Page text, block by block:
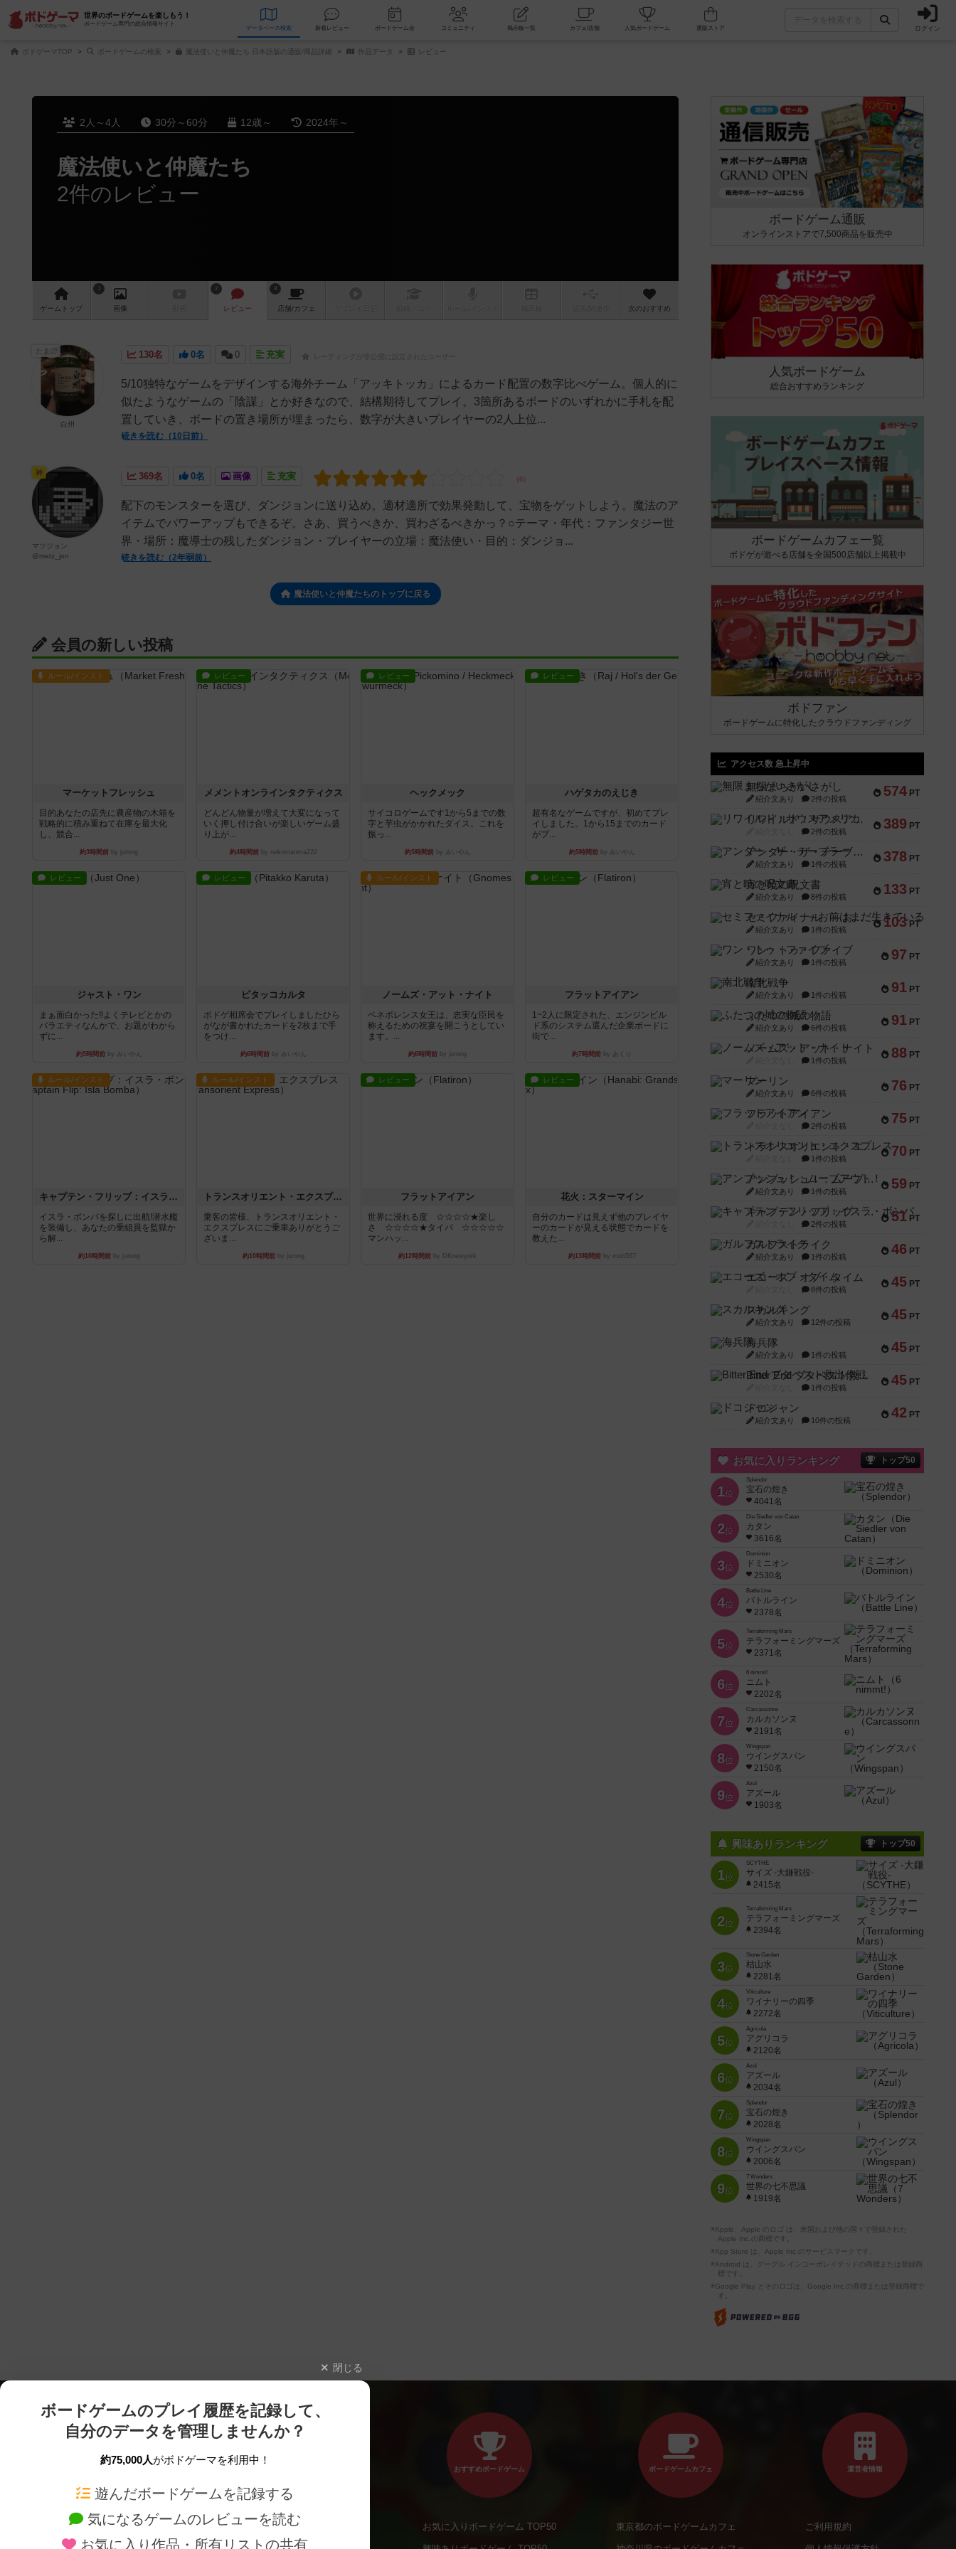
世界のボードゲームを楽しもう！
ボードゲーム専門の総合情報サイト
データベース 検索 新着レビュー ボードゲーム会 コミュニティ 掲示板一覧 カフェ/店舗 人気ボードゲーム ログイン
ボドゲーマTOP ボードゲームの検索 魔法使いと仲魔たち 日本語版の通販/商品詳細 作品データ レビュー
2人～4人 30分～60分 12歳～ 2024年～
魔法使いと仲魔たち
2件のレビュー
ゲーム トップ
1
画像
2
レビュー
8
店舗/カフェ 次のおすすめ
130名 0名 0 充実 レーティングが非公開に設定されたユーザー
5/10独特なゲームをデザインする海外チーム「アッキトッカ」によるカード配置の数字比べゲーム。個人的に
似たようなゲームの「陰謀」とか好きなので、結構期待してプレイ。3箇所あるボードのいずれかに手札を配
置していき、ボードの置き場所が埋まったら、数字が大きいプレイヤーの2人上位...
続きを読む（10日前）
白州
369名 0名 画像 充実
配下のモンスターを選び、ダンジョンに送り込め。適材適所で効果発動して、宝物をゲットしよう。魔法のア
イテムでパワーアップもできるぞ。さあ、買うべきか、買わざるべきかっ？○テーマ・年代：ファンタジー世
界・場所：魔導士の残したダンジョン・プレイヤーの立場：魔法使い・目的：ダンジョ...
続きを読む（2年弱前）
神
マツジョン
@matz_jon
魔法使いと仲魔たちのトップに戻る
会員の新しい投稿
ルール/インスト
マーケットフレッシュ
目的あなたの店先に農産物の木箱を
戦略的に積み重ねて在庫を最大化
し、競合...
約3時間前 by jurong
レビュー
メメントオンラインタクティクス
どんどん物量が増えて大変になって
いく押し付け合いが楽しいゲーム盛
り上が...
約4時間前by nekomanma222
レビュー
ヘックメック
サイコロゲームです1から5までの数
字と芋虫がかかれたダイス。これを
振っ...
約5時間前by みいやん
レビュー
ハゲタカのえじき
超有名なゲームですが、初めてプレ
イしました。1から15までのカード
がプ...
約5時間前by みいやん
レビュー
ジャスト・ワン
まぁ面白かった‼️よくテレビとかの
バラエティなんかで、お題がわから
ずに...
約5時間前by みいやん
レビュー
ピタッコカルタ
ボドゲ相席会でプレイしましたひら
がなが書かれたカードを2枚まで手
をつけ...
約6時間前by みいやん
ルール/インスト
ノームズ・アット・ナイト
ベネボレンス女王は、忠実な臣民を
称えるための祝宴を開こうとしてい
ます。...
約6時間前 by jurong
レビュー
フラットアイアン
1~2人に限定された、エンジンビル
ド系のシステム選んだ企業ボードに
街で...
約7時間前 by あくり
ルール/インスト
キャプテン・フリップ：イスラ・ボンバ
イスラ・ボンバを探しに出航!潜水艦
を装備し、あなたの乗組員を監獄か
ら解...
約10時間前by jurong
ルール/インスト
トランスオリエント・エクスプレス
乗客の皆様、トランスオリエント・
エクスプレスにご乗車ありがとうご
ざいま...
約10時間前by jurong
レビュー
フラットアイアン
世界に浸れる度 ☆☆☆☆★楽し
さ ☆☆☆☆★タイパ ☆☆☆☆☆
マンハッ...
約12時間前 by DKnewyork
レビュー
花火：スターマイン
自分のカードは見えず他のプレイヤ
ーのカードが見える状態でカードを
教えた...
約13時間前by mob567
ボードゲーム通販
オンラインストアで7,500商品を販売中
人気ボードゲーム
総合おすすめランキング
ボードゲームカフェ一覧
ボドゲが遊べる店舗を全国500店舗以上掲載中
ボドファン
ボードゲームに特化したクラウドファンディング
アクセス数 急上昇中
574 PT
無限まちがいさがし
紹介文あり 2件の投稿
389 PT
リワイルド：サウスアメリカ
2件の投稿
378 PT
アンダー・ザ・テーブラー
紹介文あり 1件の投稿
133 PT
宵と暁の呪文書
紹介文あり 8件の投稿
103 PT
セミファイナル ～お前はまだ生きている～
紹介文あり 1件の投稿
97 PT
ワン・トゥ・ファイブ
紹介文あり 1件の投稿
91 PT
南北戦争
紹介文あり 1件の投稿
91 PT
ふたつの城の物語
紹介文あり 6件の投稿
88 PT
ノームズ・アット・ナイト
1件の投稿
76 PT
マーリン
紹介文あり 6件の投稿
75 PT
フラットアイアン
2件の投稿
70 PT
トランスオリエント・エクスプレス
1件の投稿
59 PT
アンブッシュ！：ムーブアウト！
紹介文あり 1件の投稿
51 PT
キャプテン・フリップ：イスラ・ボンバ
2件の投稿
46 PT
ガルフストライク
紹介文あり 1件の投稿
45 PT
エコーズ・オブ・タイム
8件の投稿
45 PT
スカルキング
紹介文あり 12件の投稿
45 PT
海兵隊
紹介文あり 1件の投稿
45 PT
Bitter End ブタペスト救出作戦
1件の投稿
42 PT
ドコジャン
紹介文あり 10件の投稿
お気に入りランキング トップ50
1位
Splendor
宝石の煌き
4041名
2位
Die Siedler von Catan
カタン
3616名
3位
Dominion
ドミニオン
2530名
4位
Battle Line
バトルライン
2378名
5位
Terraforming Mars
テラフォーミングマーズ
2371名
6位
6 nimmt!
ニムト
2202名
7位
Carcassonne
カルカソンヌ
2191名
8位
Wingspan
ウイングスパン
2150名
9位
Azul
アズール
1903名
興味ありランキング トップ50
1位
SCYTHE
サイズ -大鎌戦役-
2415名
2位
Terraforming Mars
テラフォーミングマーズ
2394名
3位
Stone Garden
枯山水
2281名
4位
Viticulture
ワイナリーの四季
2272名
5位
Agricola
アグリコラ
2120名
6位
Azul
アズール
2034名
7位
Splendor
宝石の煌き
2028名
8位
Wingspan
ウイングスパン
2006名
9位
7 Wonders
世界の七不思議
1919名
※Apple、Apple のロゴ は、米国および他の国々で登録された
Apple Inc.の商標です。
※App Store は、Apple Inc.のサービスマークです。
※Android は、グーグル インコーポレイテッドの商標または登録商
標です。
※Google Play とそのロゴは、Google Inc.の商標または登録商標で
す。
閉じる
ボードゲームのプレイ履歴を記録して、
自分のデータを管理しませんか？
約75,000人がボドゲーマを利用中！
遊んだボードゲームを記録する
気になるゲームのレビューを読む
お気に入り作品・所有リストの共有
ボードゲームを検索する 新作・再入荷情報
おすすめボードゲーム
お気に入りボードゲーム TOP50
ボードゲームカフェ
東京都のボードゲームカフェ
運営者情報
ご利用規約